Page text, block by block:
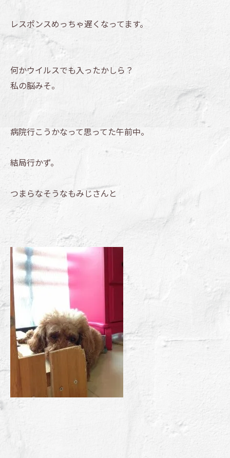
レスポンスめっちゃ遅くなってます。
何かウイルスでも入ったかしら？
私の脳みそ。
病院行こうかなって思ってた午前中。
結局行かず。
つまらなそうなもみじさんと